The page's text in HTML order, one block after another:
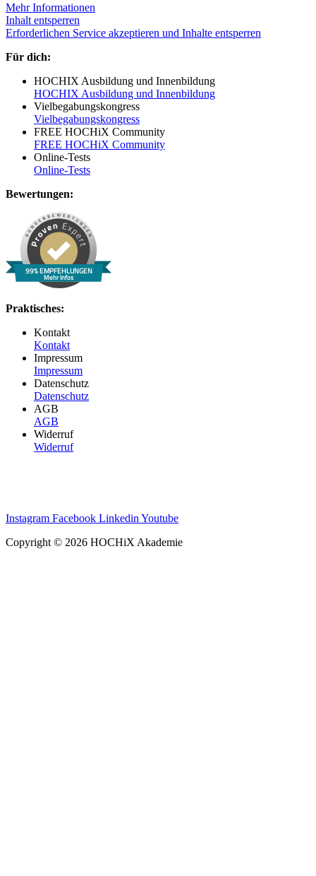
Mehr Informationen
Inhalt entsperren
Erforderlichen Service akzeptieren und Inhalte entsperren
Für dich:
HOCHIX Ausbildung und Innenbildung
HOCHIX Ausbildung und Innenbildung
Vielbegabungskongress
Vielbegabungskongress
FREE HOCHiX Community
FREE HOCHiX Community
Online-Tests
Online-Tests
Bewertungen:
99% EMPFEHLUNGEN
Mehr Infos
Praktisches:
Kontakt
Kontakt
Impressum
Impressum
Datenschutz
Datenschutz
AGB
AGB
Widerruf
Widerruf
Instagram Facebook Linkedin Youtube
Copyright © 2026 HOCHiX Akademie